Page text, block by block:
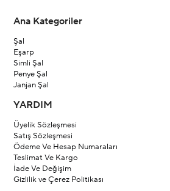
Ana Kategoriler
Şal
Eşarp
Simli Şal
Penye Şal
Janjan Şal
YARDIM
Üyelik Sözleşmesi
Satış Sözleşmesi
Ödeme Ve Hesap Numaraları
Teslimat Ve Kargo
İade Ve Değişim
Gizlilik ve Çerez Politikası